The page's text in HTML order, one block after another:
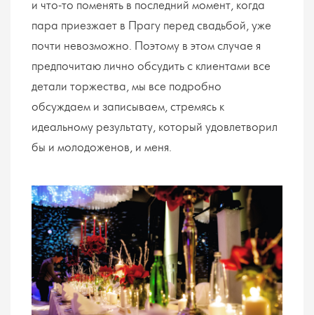
и что-то поменять в последний момент, когда
пара приезжает в Прагу перед свадьбой, уже
почти невозможно. Поэтому в этом случае я
предпочитаю лично обсудить с клиентами все
детали торжества, мы все подробно
обсуждаем и записываем, стремясь к
идеальному результату, который удовлетворил
бы и молодоженов, и меня.